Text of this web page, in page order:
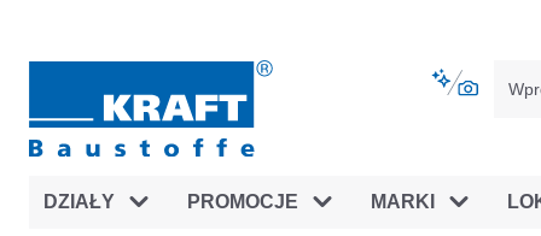
DZIAŁY PROMOCJE MARKI